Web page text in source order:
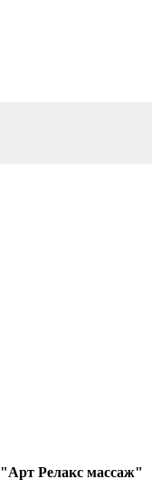
"Арт Релакс массаж"